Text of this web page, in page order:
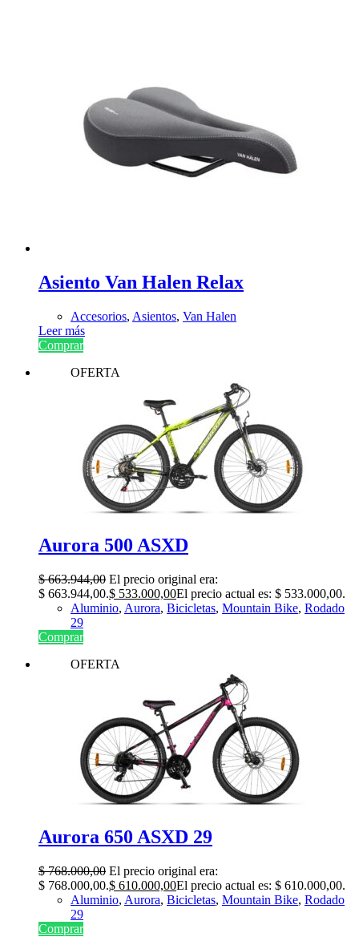
Asiento Van Halen Relax
Accesorios, Asientos, Van Halen
Leer más
Comprar
OFERTA
Aurora 500 ASXD
$663.944,00 El precio original era:
$ 663.944,00.$ 533.000,00El precio actual es: $ 533.000,00.
Aluminio, Aurora, Bicicletas, Mountain Bike, Rodado
29
Comprar
OFERTA
Aurora 650 ASXD 29
$768.000,00 El precio original era:
$ 768.000,00.$ 610.000,00El precio actual es: $ 610.000,00.
Aluminio, Aurora, Bicicletas, Mountain Bike, Rodado
29
Comprar